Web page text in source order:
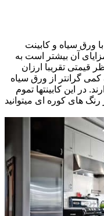
ورق سیاه و کابینت
آن بیشتر است به
قیمتی تقریبا ارزان
گرانتر از ورق سیاه
در این کابینتها تموم
های کوره ای میتوانید